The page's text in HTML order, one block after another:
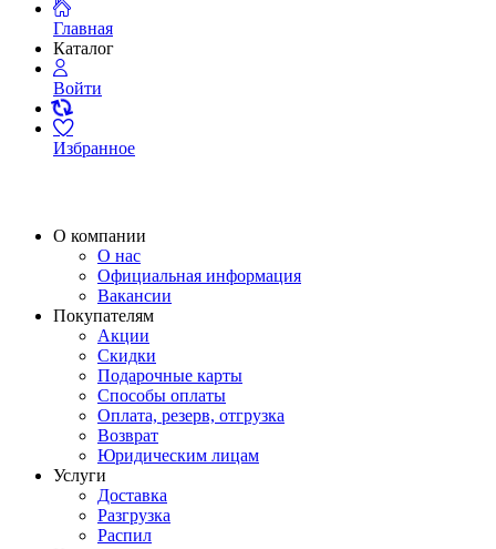
Главная
Каталог
Войти
Избранное
О компании
О нас
Официальная информация
Вакансии
Покупателям
Акции
Скидки
Подарочные карты
Способы оплаты
Оплата, резерв, отгрузка
Возврат
Юридическим лицам
Услуги
Доставка
Разгрузка
Распил